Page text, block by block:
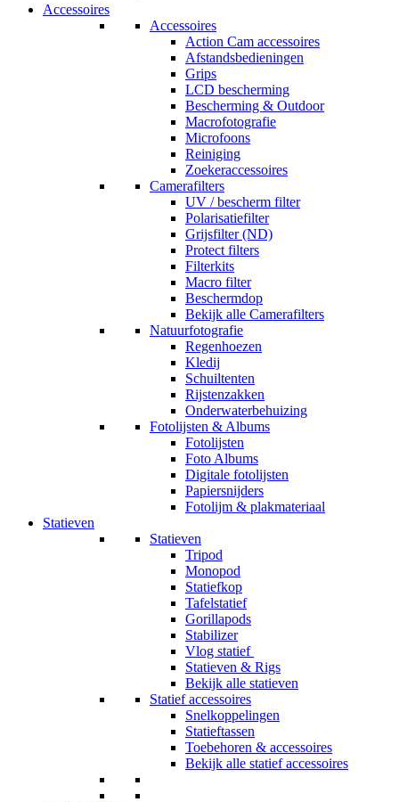
Accessoires
Accessoires
Action Cam accessoires
Afstandsbedieningen
Grips
LCD bescherming
Bescherming & Outdoor
Macrofotografie
Microfoons
Reiniging
Zoekeraccessoires
Camerafilters
UV / bescherm filter
Polarisatiefilter
Grijsfilter (ND)
Protect filters
Filterkits
Macro filter
Beschermdop
Bekijk alle Camerafilters
Natuurfotografie
Regenhoezen
Kledij
Schuiltenten
Rijstenzakken
Onderwaterbehuizing
Fotolijsten & Albums
Fotolijsten
Foto Albums
Digitale fotolijsten
Papiersnijders
Fotolijm & plakmateriaal
Statieven
Statieven
Tripod
Monopod
Statiefkop
Tafelstatief
Gorillapods
Stabilizer
Vlog statief
Statieven & Rigs
Bekijk alle statieven
Statief accessoires
Snelkoppelingen
Statieftassen
Toebehoren & accessoires
Bekijk alle statief accessoires